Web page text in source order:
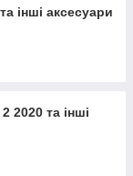
інші аксесуари
2020 та інші